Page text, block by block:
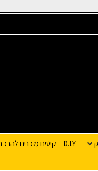
D.I.Y – קיטים מוכנים להרכבה